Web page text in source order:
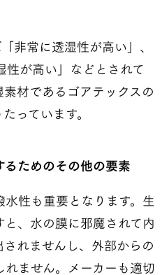
非常に透湿性が高い」、
性が高い」などとされて
材であるゴアテックスの
っています。
ためのその他の要素
性も重要となります。生
、水の膜に邪魔されて内
れませんし、外部からの
ません。メーカーも適切